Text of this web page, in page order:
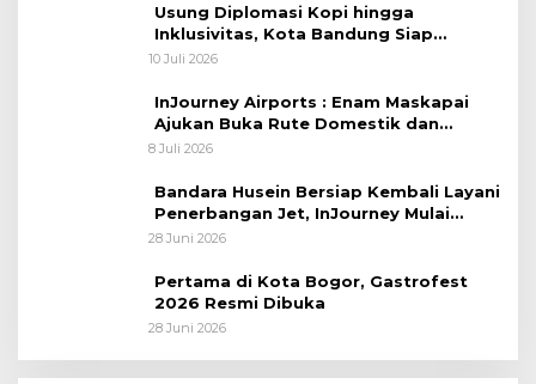
Usung Diplomasi Kopi hingga
Inklusivitas, Kota Bandung Siap
Sambut 25 Duta Besar di Festival Asia
10 Juli 2026
InJourney Airports : Enam Maskapai
Ajukan Buka Rute Domestik dan
Internasional dari Bandara Husein
8 Juli 2026
Bandara Husein Bersiap Kembali Layani
Penerbangan Jet, InJourney Mulai
Tahap Optimalisasi
28 Juni 2026
Pertama di Kota Bogor, Gastrofest
2026 Resmi Dibuka
28 Juni 2026